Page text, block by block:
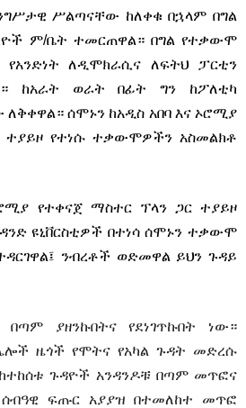
ሥልጣናቸው ከለቀቁ በኋላም በግል
ም/ቤት ተመርጠዋል። በግል የተቃውሞ
የአንድነት ለዲሞክራሲና ለፍትህ ፓርቲን
ከአራት ወራት በፊት ግን ከፖለቲካ
ሰሞኑን ከአዲስ አበባ እና ኦሮሚያ
ተያይዞ የተነሱ ተቃውሞዎችን አስመልክቶ
የተቀናጀ ማስተር ፕላን ጋር ተያይዞ
ዩኒቨርስቲዎች በተነሳ ሰሞኑን ተቃውሞ
ንብረቶች ወድመዋል ይህን ጉዳይ
በጣም ያዘንኩበትና የደነገጥኩበት ነው።
ዜጎች የሞትና የአካል ጉዳት መድረሱ
ጉዳዮች አንዳንዶቹ በጣም መጥፎና
ፍጡር አያያዝ በተመለከተ መጥፎ